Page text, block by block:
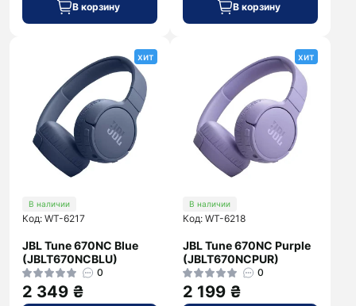
В корзину В корзину
хит
В наличии
Код: WT-6217
JBL Tune 670NC Blue
(JBLT670NCBLU)
0
2 349 ₴
хит
В наличии
Код: WT-6218
JBL Tune 670NC Purple
(JBLT670NCPUR)
0
2 199 ₴